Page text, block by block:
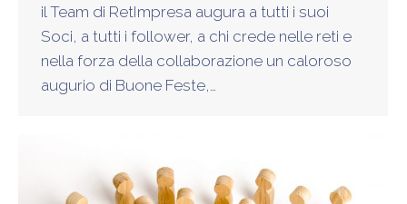
il Team di RetImpresa augura a tutti i suoi
Soci, a tutti i follower, a chi crede nelle reti e
nella forza della collaborazione un caloroso
augurio di Buone Feste,…